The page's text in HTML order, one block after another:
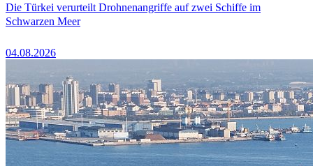
Die Türkei verurteilt Drohnenangriffe auf zwei Schiffe im
Schwarzen Meer
04.08.2026